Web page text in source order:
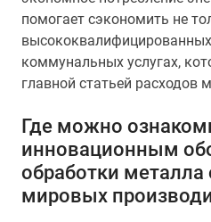
помогает сэкономить не
коммунальных услугах,
главной статьей расходов
Где можно
инновационным
обработки металла
мировых